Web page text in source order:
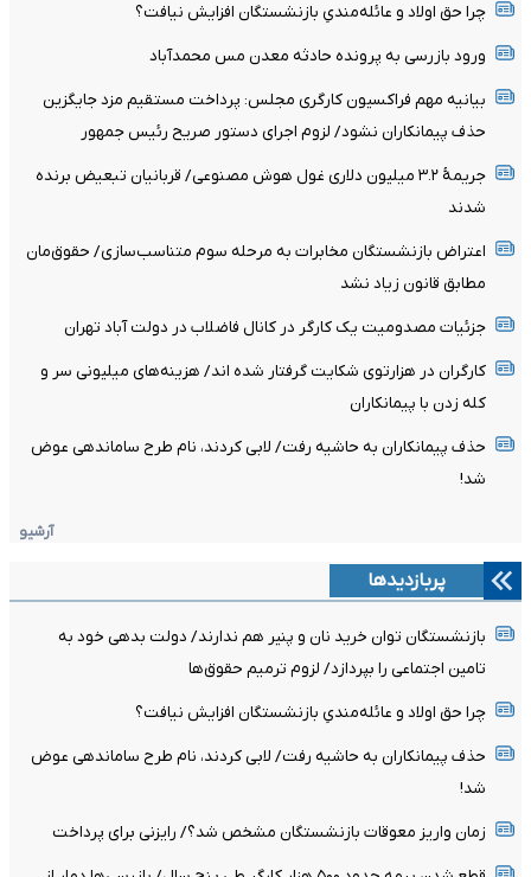
چرا حق اولاد و عائله‌مندیِ بازنشستگان افزایش نیافت؟
ورود بازرسی به پرونده حادثه معدن مس محمدآباد
بیانیه مهم فراکسیون کارگری مجلس: پرداخت مستقیم مزد جایگزین
حذف پیمانکاران نشود/ لزوم اجرای دستور صریح رئیس جمهور
جریمۀ ۳.۲ میلیون دلاری غول هوش مصنوعی/ قربانیان تبعیض برنده
شدند
اعتراض بازنشستگان مخابرات به مرحله سوم متناسب‌سازی/ حقوق‌مان
مطابق قانون زیاد نشد
جزئیات مصدومیت یک کارگر در کانال فاضلاب در دولت آباد تهران
کارگران در هزارتوی شکایت گرفتار شده اند/ هزینه‌های میلیونی سر و
کله زدن با پیمانکاران
حذف پیمانکاران به حاشیه رفت/ لابی کردند، نام طرح ساماندهی عوض
شد!
آرشیو
پربازدیدها
بازنشستگان توان خرید نان و پنیر هم ندارند/ دولت بدهی خود به
تامین اجتماعی را بپردازد/ لزوم ترمیم حقوق‌ها
چرا حق اولاد و عائله‌مندیِ بازنشستگان افزایش نیافت؟
حذف پیمانکاران به حاشیه رفت/ لابی کردند، نام طرح ساماندهی عوض
شد!
زمان واریز معوقات بازنشستگان مشخص شد؟/ رایزنی برای پرداخت